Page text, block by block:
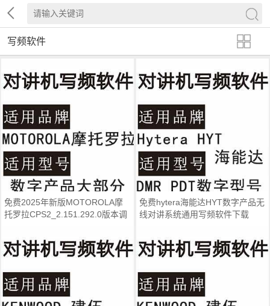
写频软件
免费2025年新版MOTOROLA摩
托罗拉CPS2_2.151.292.0版本调
免费hytera海能达HYT数字产品无
线对讲系统通用写频软件下载